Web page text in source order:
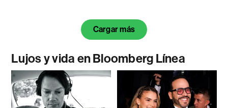
Cargar más
Lujos y vida en Bloomberg Línea